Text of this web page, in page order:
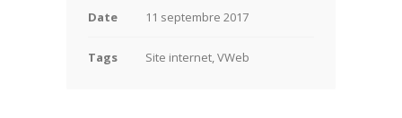
Date 11 septembre 2017
Tags Site internet, VWeb